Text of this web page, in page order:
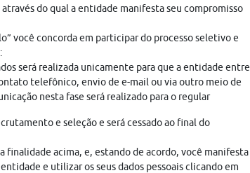
através do qual a entidade manifesta seu compromisso
você concorda em participar do processo seletivo e
será realizada unicamente para que a entidade entre
telefônico, envio de e-mail ou via outro meio de
nesta fase será realizado para o regular
e seleção e será cessado ao final do
finalidade acima, e, estando de acordo, você manifesta
e utilizar os seus dados pessoais clicando em